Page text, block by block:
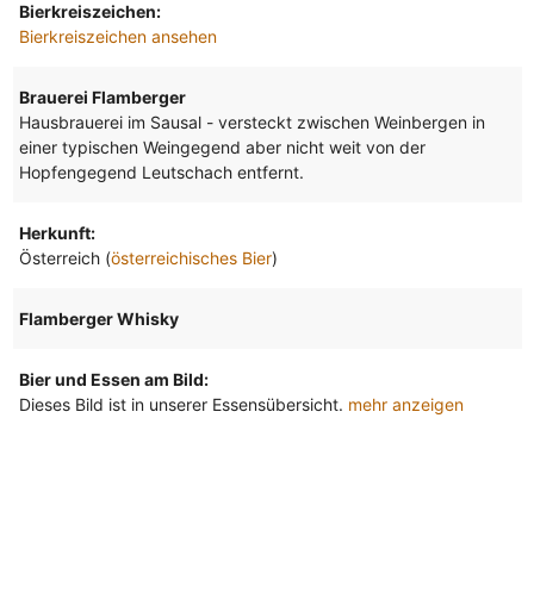
Bierkreiszeichen:
Bierkreiszeichen ansehen
Brauerei Flamberger
Hausbrauerei im Sausal - versteckt zwischen Weinbergen in
einer typischen Weingegend aber nicht weit von der
Hopfengegend Leutschach entfernt.
Herkunft:
Österreich (österreichisches Bier)
Flamberger Whisky
Bier und Essen am Bild:
Dieses Bild ist in unserer Essensübersicht. mehr anzeigen